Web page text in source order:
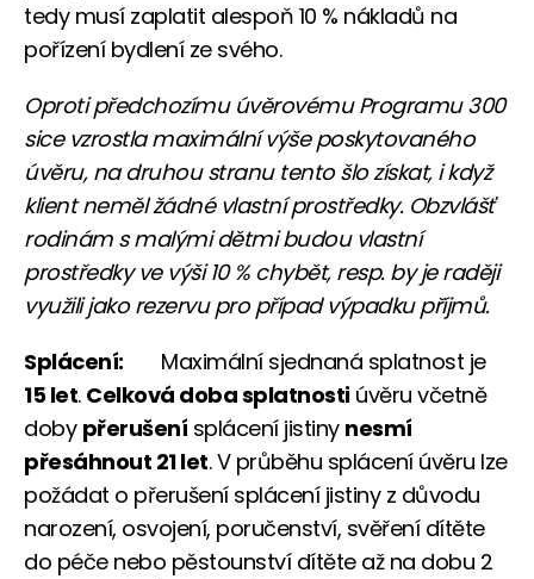
tedy musí zaplatit alespoň 10 % nákladů na
pořízení bydlení ze svého.
Oproti předchozímu úvěrovému Programu 300
sice vzrostla maximální výše poskytovaného
úvěru, na druhou stranu tento šlo získat, i když
klient neměl žádné vlastní prostředky. Obzvlášť
rodinám s malými dětmi budou vlastní
prostředky ve výši 10 % chybět, resp. by je raději
využili jako rezervu pro případ výpadku příjmů.
Splácení: Maximální sjednaná splatnost je
15 let. Celková doba splatnostiúvěru včetně
doby přerušení splácení jistiny nesmí
přesáhnout 21 let. V průběhu splácení úvěru lze
požádat o přerušení splácení jistiny z důvodu
narození, osvojení, poručenství, svěření dítěte
do péče nebo pěstounství dítěte až na dobu 2